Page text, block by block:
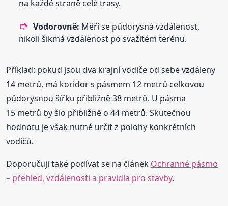
na každé straně celé trasy.
Vodorovně: Měří se půdorysná vzdálenost,
nikoli šikmá vzdálenost po svažitém terénu.
Příklad: pokud jsou dva krajní vodiče od sebe vzdáleny
14 metrů, má koridor s pásmem 12 metrů celkovou
půdorysnou šířku přibližně 38 metrů. U pásma
15 metrů by šlo přibližně o 44 metrů. Skutečnou
hodnotu je však nutné určit z polohy konkrétních
vodičů.
Doporučuji také podívat se na článek Ochranné pásmo
– přehled, vzdálenosti a pravidla pro stavby.